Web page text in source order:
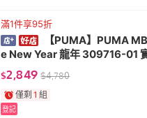
滿1件享95折
【PUMA】PUMA
e New Year 龍年 309716-01
$2,849 $4,780
僅剩 1 組
登記